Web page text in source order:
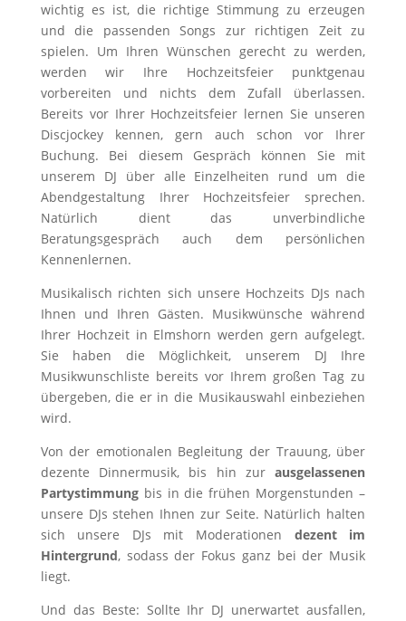
wichtig es ist, die richtige Stimmung zu erzeugen
und die passenden Songs zur richtigen Zeit zu
spielen. Um Ihren Wünschen gerecht zu werden,
werden wir Ihre Hochzeitsfeier punktgenau
vorbereiten und nichts dem Zufall überlassen.
Bereits vor Ihrer Hochzeitsfeier lernen Sie unseren
Discjockey kennen, gern auch schon vor Ihrer
Buchung. Bei diesem Gespräch können Sie mit
unserem DJ über alle Einzelheiten rund um die
Abendgestaltung Ihrer Hochzeitsfeier sprechen.
Natürlich dient das unverbindliche
Beratungsgespräch auch dem persönlichen
Kennenlernen.
Musikalisch richten sich unsere Hochzeits DJs nach
Ihnen und Ihren Gästen. Musikwünsche während
Ihrer Hochzeit in Elmshorn werden gern aufgelegt.
Sie haben die Möglichkeit, unserem DJ Ihre
Musikwunschliste bereits vor Ihrem großen Tag zu
übergeben, die er in die Musikauswahl einbeziehen
wird.
Von der emotionalen Begleitung der Trauung, über
dezente Dinnermusik, bis hin zurausgelassenen
Partystimmungbis in die frühen Morgenstunden –
unsere DJs stehen Ihnen zur Seite. Natürlich halten
sich unsere DJs mit Moderationen dezent im
Hintergrund, sodass der Fokus ganz bei der Musik
liegt.
Und das Beste: Sollte Ihr DJ unerwartet ausfallen,